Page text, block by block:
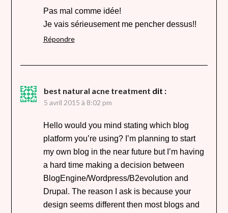
Pas mal comme idée!
Je vais sérieusement me pencher dessus!!
Répondre
best natural acne treatment dit :
5 avril 2015 à 8:02 pm
Hello would you mind stating which blog
platform you’re using? I’m planning to start
my own blog in the near future but I’m having
a hard time making a decision between
BlogEngine/Wordpress/B2evolution and
Drupal. The reason I ask is because your
design seems different then most blogs and